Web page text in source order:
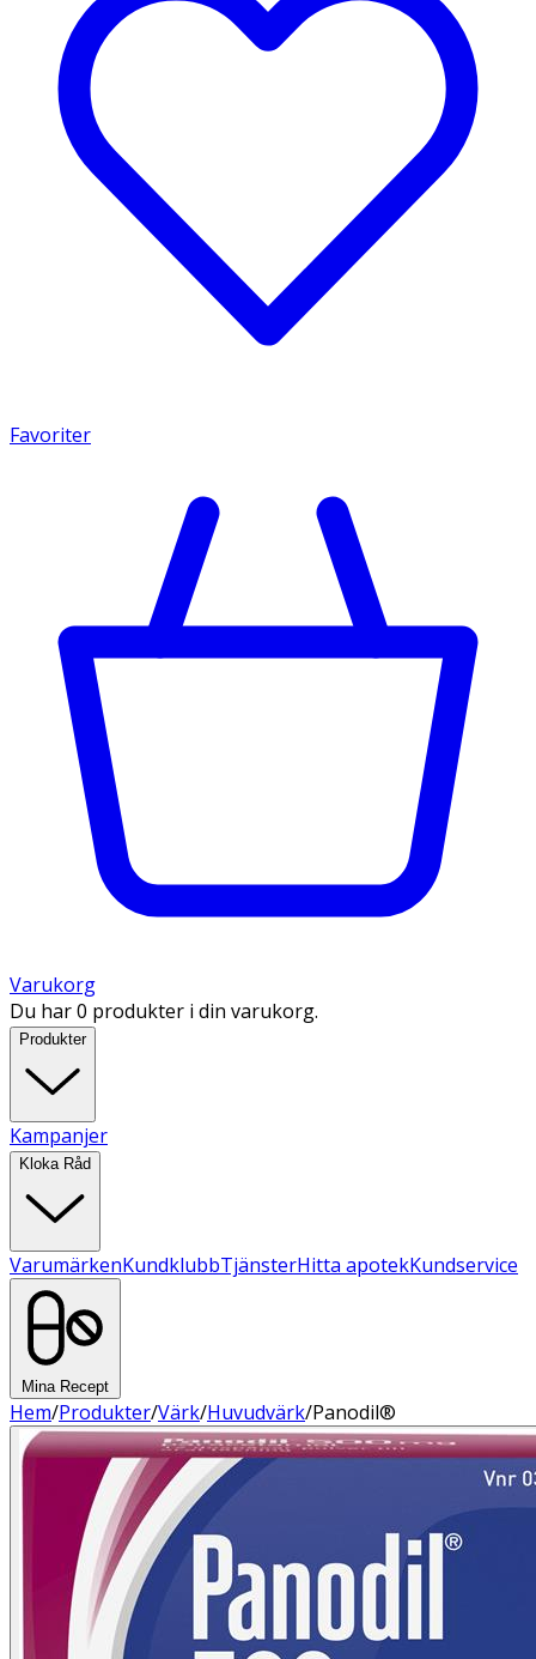
Favoriter
Varukorg
Du har 0 produkter i din varukorg.
Produkter
Kampanjer
Kloka Råd
VarumärkenKundklubbTjänsterHitta apotekKundservice
Mina Recept
Hem/Produkter/Värk/Huvudvärk/Panodil®